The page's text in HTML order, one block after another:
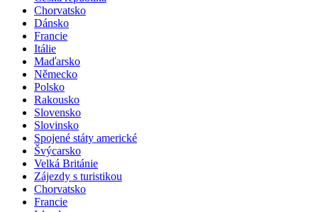
Chorvatsko
Dánsko
Francie
Itálie
Maďarsko
Německo
Polsko
Rakousko
Slovensko
Slovinsko
Spojené státy americké
Švýcarsko
Velká Británie
Zájezdy s turistikou
Chorvatsko
Francie